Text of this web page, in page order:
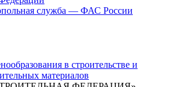
служба — ФАС России
в строительстве и
материалов